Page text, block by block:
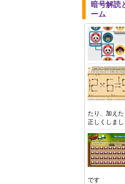
暗号解読
ーム
たり、加え
正しくしま
です